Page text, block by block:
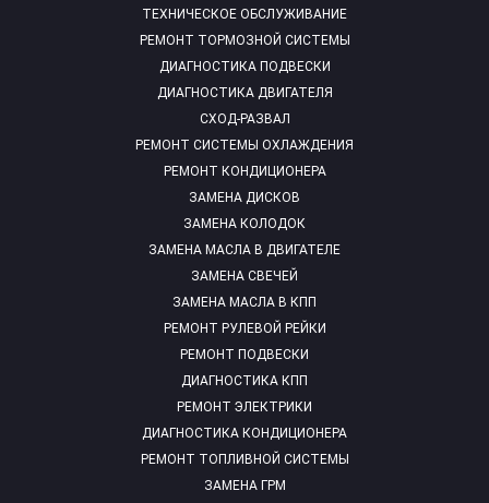
ТЕХНИЧЕСКОЕ ОБСЛУЖИВАНИЕ
РЕМОНТ ТОРМОЗНОЙ СИСТЕМЫ
ДИАГНОСТИКА ПОДВЕСКИ
ДИАГНОСТИКА ДВИГАТЕЛЯ
СХОД-РАЗВАЛ
РЕМОНТ СИСТЕМЫ ОХЛАЖДЕНИЯ
РЕМОНТ КОНДИЦИОНЕРА
ЗАМЕНА ДИСКОВ
ЗАМЕНА КОЛОДОК
ЗАМЕНА МАСЛА В ДВИГАТЕЛЕ
ЗАМЕНА СВЕЧЕЙ
ЗАМЕНА МАСЛА В КПП
РЕМОНТ РУЛЕВОЙ РЕЙКИ
РЕМОНТ ПОДВЕСКИ
ДИАГНОСТИКА КПП
РЕМОНТ ЭЛЕКТРИКИ
ДИАГНОСТИКА КОНДИЦИОНЕРА
РЕМОНТ ТОПЛИВНОЙ СИСТЕМЫ
ЗАМЕНА ГРМ